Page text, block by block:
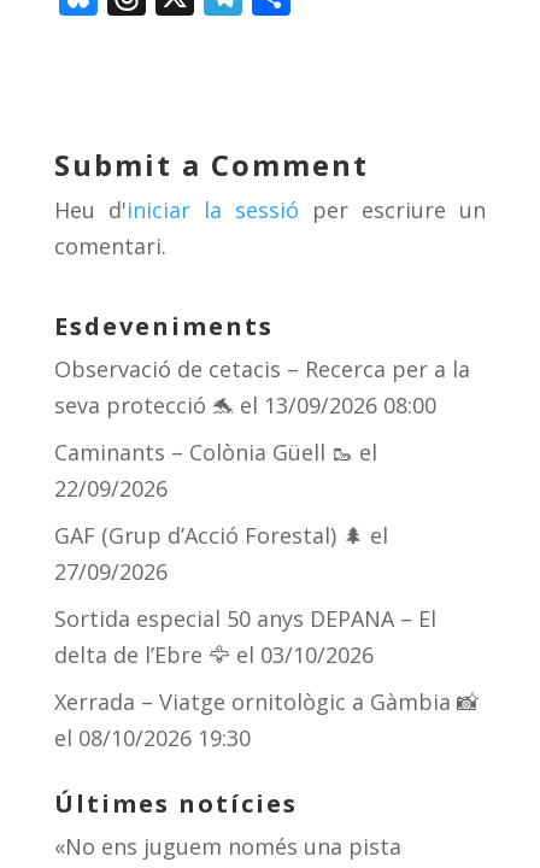
y d
s
a
m
ar
te
ix
Submit a Comment
Heu d'iniciar la sessió per escriure un
comentari.
Esdeveniments
Observació de cetacis – Recerca per a la
seva protecció 🐬 el 13/09/2026 08:00
Caminants – Colònia Güell 🥾 el
22/09/2026
GAF (Grup d’Acció Forestal) 🌲 el
27/09/2026
Sortida especial 50 anys DEPANA – El
delta de l’Ebre 🦅 el 03/10/2026
Xerrada – Viatge ornitològic a Gàmbia 📸
el 08/10/2026 19:30
Últimes notícies
«No ens juguem només una pista